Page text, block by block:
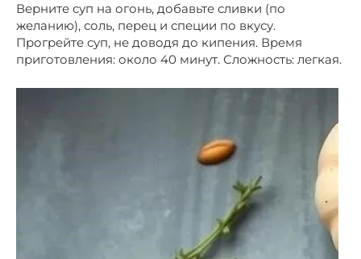
Верните суп на огонь, добавьте сливки (по
желанию), соль, перец и специи по вкусу.
Прогрейте суп, не доводя до кипения. Время
приготовления: около 40 минут. Сложность: легкая.